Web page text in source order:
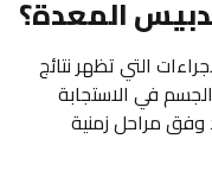
المعدة؟
التي تظهر نتائج
في الاستجابة
وفق مراحل زمنية